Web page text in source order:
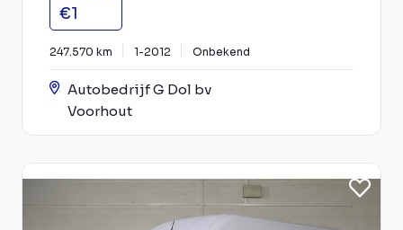
€1
247.570 km 1-2012 Onbekend
Autobedrijf G Dol bv
Voorhout